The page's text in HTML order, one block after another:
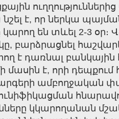
նշել է, որ ներկա
են տևել 2-3
բարձրացնել
է դառնալ
մասին է, որի
ամբողջական
կկարողանան